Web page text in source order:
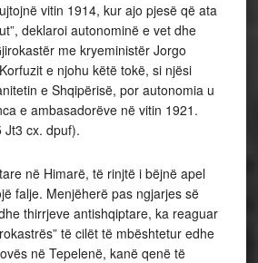
vitin 1914, kur ajo pjesë që ata
deklaroi autonominë e vet dhe
me kryeministër Jorgo
e njohu këtë tokë, si njësi
e Shqipërisë, por autonomia u
e ambasadorëve në vitin 1921.
Jt3 cx. dpuf).
në Himarë, të rinjtë i bëjnë apel
falje. Menjëherë pas ngjarjes së
thirrjeve antishqiptare, ka reaguar
të cilët të mbështetur edhe
në Tepelenë, kanë qenë të